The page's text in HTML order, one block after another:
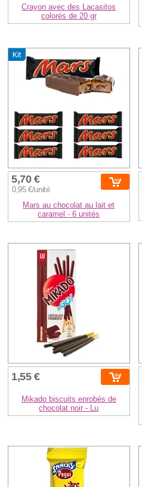
Crayon avec des Lacasitos
colorés de 20 gr
Kit
5,70 €
0,95 €/unité
Mars au chocolat au lait et
caramel - 6 unités
1,55 €
Mikado biscuits enrobés de
chocolat noir - Lu